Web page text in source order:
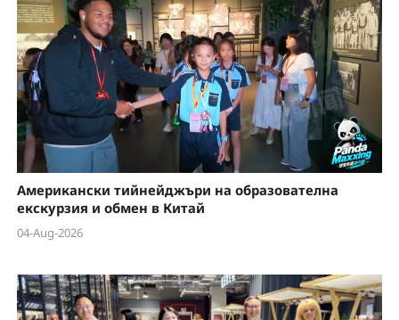
Американски тийнейджъри на образователна
екскурзия и обмен в Китай
04-Aug-2026